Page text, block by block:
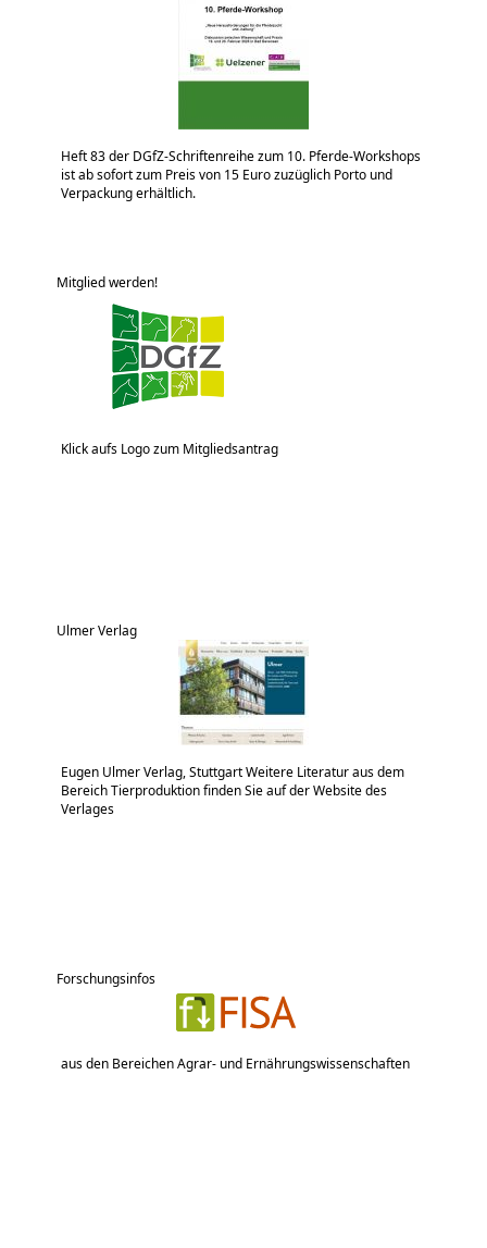
Heft 83 der DGfZ-Schriftenreihe zum 10. Pferde-Workshops
ist ab sofort zum Preis von 15 Euro zuzüglich Porto und
Verpackung erhältlich.
Mitglied werden!
Klick aufs Logo zum Mitgliedsantrag
Ulmer Verlag
Eugen Ulmer Verlag, Stuttgart Weitere Literatur aus dem
Bereich Tierproduktion finden Sie auf der Website des
Verlages
Forschungsinfos
aus den Bereichen Agrar- und Ernährungswissenschaften